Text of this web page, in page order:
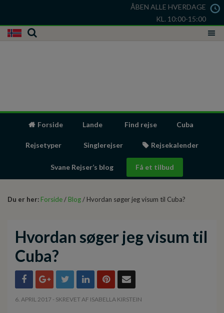
ÅBEN ALLE HVERDAGE
KL. 10:00-15:00
Forside Lande Find rejse Cuba
Rejsetyper Singlerejser Rejsekalender
Svane Rejser’s blog Få et tilbud
Du er her: Forside/ Blog/ Hvordan søger jeg visum til Cuba?
Hvordan søger jeg visum til
Cuba?
6. APRIL 2017 - SKREVET AF ISABELLA KIRSTEIN